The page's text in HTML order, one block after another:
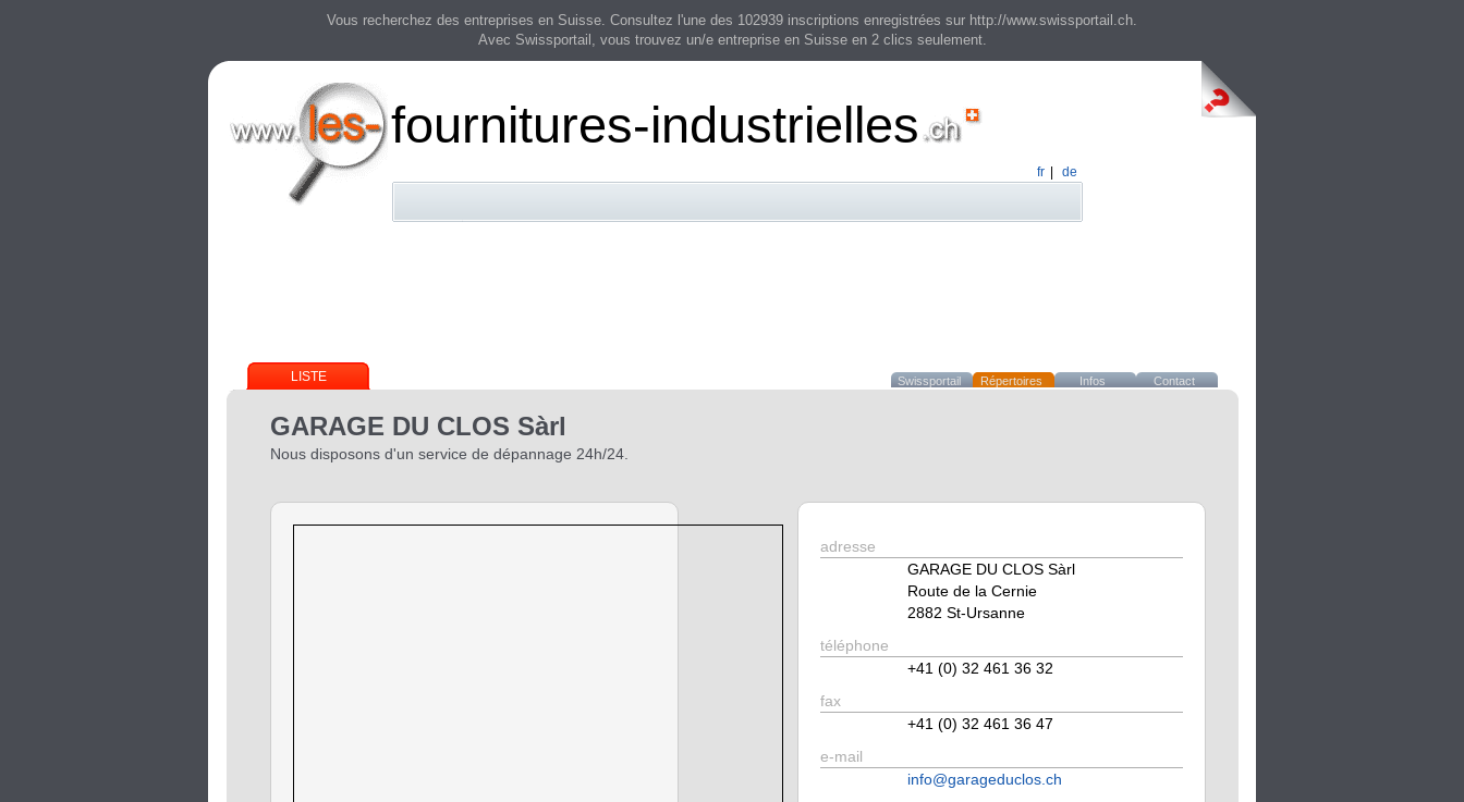
Vous recherchez des entreprises en Suisse. Consultez l'une des 102939 inscriptions enregistrées sur http://www.swissportail.ch.
Avec Swissportail, vous trouvez un/e entreprise en Suisse en 2 clics seulement.
fournitures-industrielles
fr de
LISTE Swissportail Répertoires Infos Contact
GARAGE DU CLOS Sàrl
Nous disposons d'un service de dépannage 24h/24.
adresse
GARAGE DU CLOS Sàrl
Route de la Cernie
2882 St-Ursanne
téléphone
+41 (0) 32 461 36 32
fax
+41 (0) 32 461 36 47
e-mail
info@garageduclos.ch